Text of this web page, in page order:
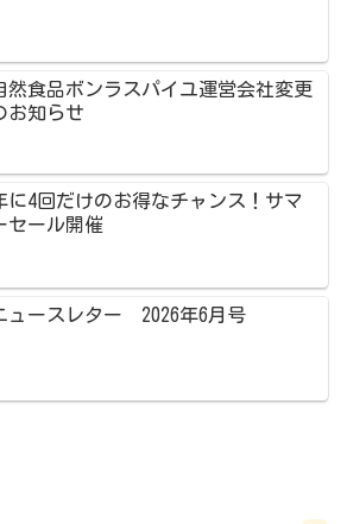
然食品ボンラスパイユ運営会社変更
お知らせ
に4回だけのお得なチャンス！サマ
セール開催
ュースレター 2026年6月号